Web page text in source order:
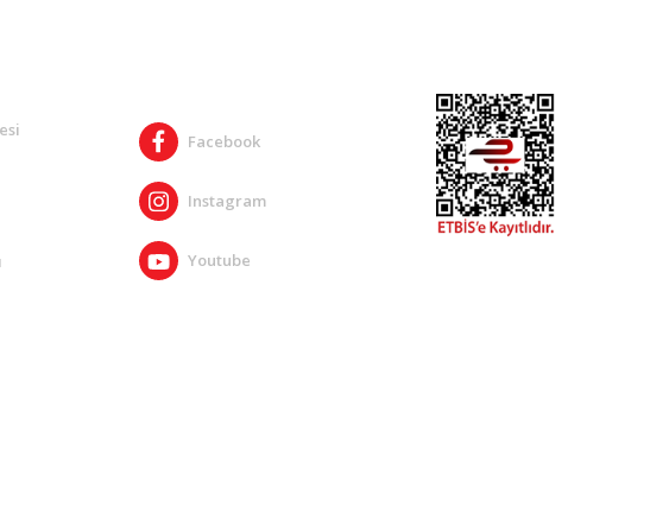
Facebook
Instagram
Youtube